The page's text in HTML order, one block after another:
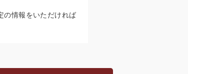
の情報をいただければ